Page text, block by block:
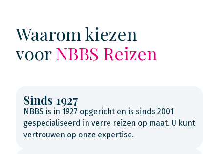
Waarom kiezen
voorNBBS Reizen
Sinds 1927
NBBS is in 1927 opgericht en is sinds 2001
gespecialiseerd in verre reizen op maat. U kunt
vertrouwen op onze expertise.